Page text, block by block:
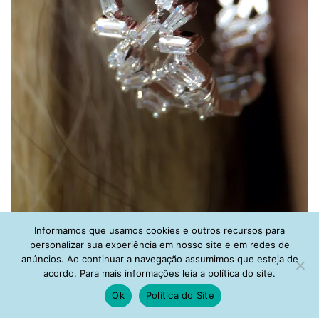
Ear cuff moderno esmeralda fusion
Informamos que usamos cookies e outros recursos para
personalizar sua experiência em nosso site e em redes de
anúncios. Ao continuar a navegação assumimos que esteja de
acordo. Para mais informações leia a política do site.
Ok
Política do Site